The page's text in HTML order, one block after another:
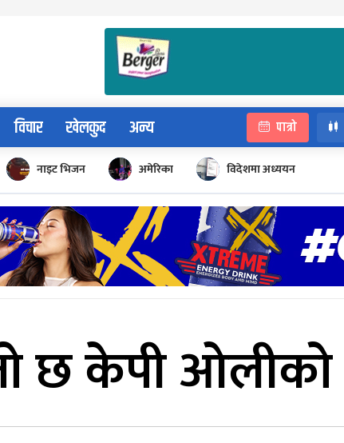
विचार खेलकुद अन्य पात्रो
नाइट भिजन अमेरिका विदेशमा अध्ययन
छ केपी ओलीको